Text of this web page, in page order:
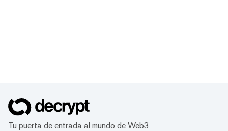
Tu puerta de entrada al mundo de Web3